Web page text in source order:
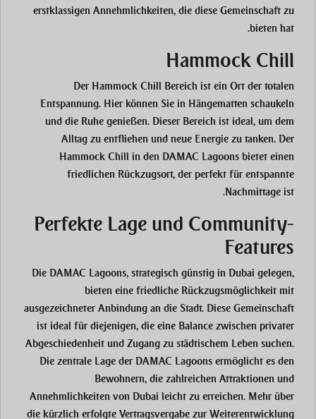
erstklassigen Annehmlichkeiten, die diese Gemeinschaft zu
bieten hat.
Hammock Chill
Der Hammock Chill Bereich ist ein Ort der totalen
Entspannung. Hier können Sie in Hängematten schaukeln
und die Ruhe genießen. Dieser Bereich ist ideal, um dem
Alltag zu entfliehen und neue Energie zu tanken. Der
Hammock Chill in den DAMAC Lagoons bietet einen
friedlichen Rückzugsort, der perfekt für entspannte
Nachmittage ist.
Perfekte Lage und Community-
Features
Die DAMAC Lagoons, strategisch günstig in Dubai gelegen,
bieten eine friedliche Rückzugsmöglichkeit mit
ausgezeichneter Anbindung an die Stadt. Diese Gemeinschaft
ist ideal für diejenigen, die eine Balance zwischen privater
Abgeschiedenheit und Zugang zu städtischem Leben suchen.
Die zentrale Lage der DAMAC Lagoons ermöglicht es den
Bewohnern, die zahlreichen Attraktionen und
Annehmlichkeiten von Dubai leicht zu erreichen. Mehr über
die kürzlich erfolgte Vertragsvergabe zur Weiterentwicklung